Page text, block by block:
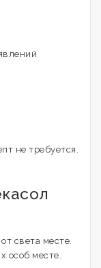
не требуется.
света месте.
особ месте.